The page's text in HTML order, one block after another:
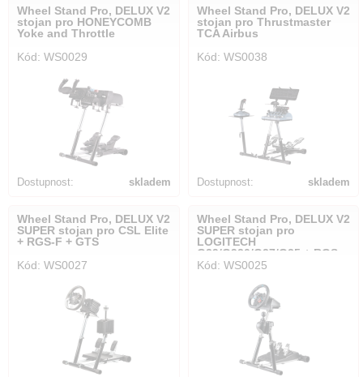
Wheel Stand Pro, DELUX V2
stojan pro HONEYCOMB
Yoke and Throttle
Kód: WS0029
Dostupnost: skladem
Wheel Stand Pro, DELUX V2
stojan pro Thrustmaster
TCA Airbus
Kód: WS0038
Dostupnost: skladem
Wheel Stand Pro, DELUX V2
SUPER stojan pro CSL Elite
+ RGS-F + GTS
Kód: WS0027
Wheel Stand Pro, DELUX V2
SUPER stojan pro
LOGITECH
G29/G920/G27/G25 + RGS
Kód: WS0025